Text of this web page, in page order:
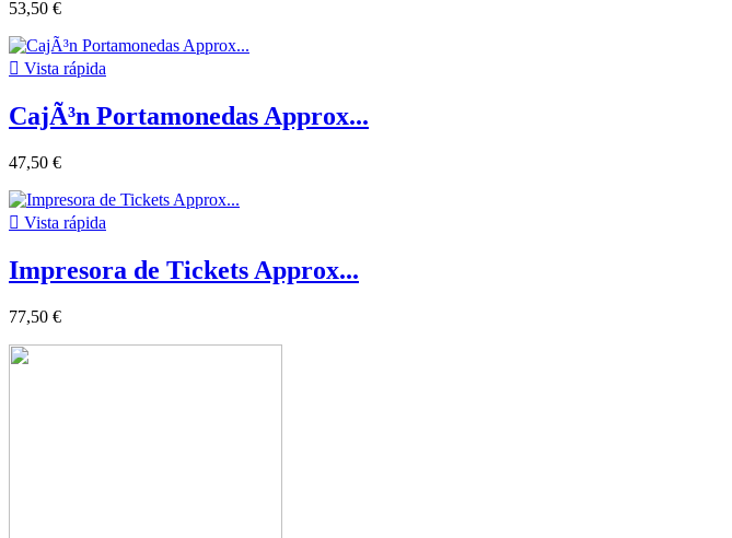
53,50 €
 Vista rápida
CajÃ³n Portamonedas Approx...
47,50 €
 Vista rápida
Impresora de Tickets Approx...
77,50 €